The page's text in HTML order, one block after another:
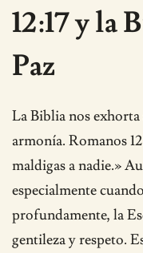
12:17 y la
Paz
La Biblia nos
armonía. Romanos
maldigas a nadie.»
especialmente
profundamente, la
gentileza y respeto.